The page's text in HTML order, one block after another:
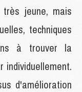
jeune, mais
techniques
à trouver la
individuellement.
d'amélioration